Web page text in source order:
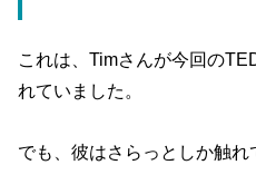
これは、Timさんが今回の
れていました。
でも、彼はさらっとしか触れ